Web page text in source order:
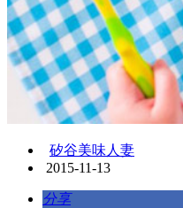
矽谷美味人妻
2015-11-13
分享